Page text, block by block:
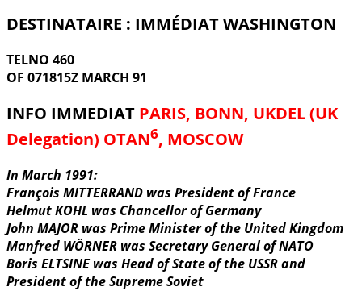
DESTINATAIRE : IMMÉDIAT WASHINGTON
TELNO 460
OF 071815Z MARCH 91
INFO IMMEDIAT PARIS, BONN, UKDEL (UK
Delegation) OTAN6, MOSCOW
In March 1991:
François MITTERRAND was President of France
Helmut KOHL was Chancellor of Germany
John MAJOR was Prime Minister of the United Kingdom
Manfred WÖRNER was Secretary General of NATO
Boris ELTSINE was Head of State of the USSR and
President of the Supreme Soviet